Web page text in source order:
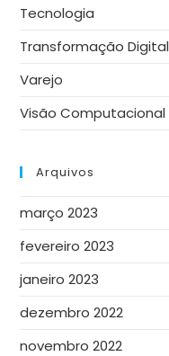
Tecnologia
Transformação Digital
Varejo
Visão Computacional
Arquivos
março 2023
fevereiro 2023
janeiro 2023
dezembro 2022
novembro 2022